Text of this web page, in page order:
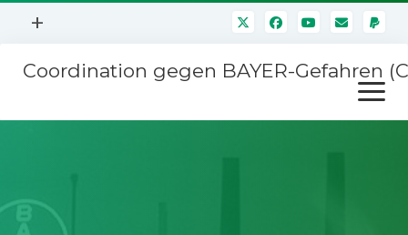
Menü
+
Mitmachen
Kontakt
Coordination gegen BAYER-Gefahren
Menü
öffnen
Stichwort BAYER